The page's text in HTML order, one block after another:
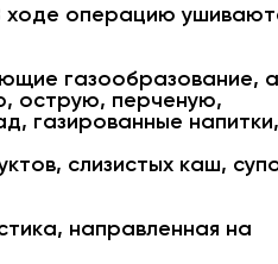
ходе операцию
газообразование, а
острую, перченую,
газированные напитки,
слизистых каш,
направленная на